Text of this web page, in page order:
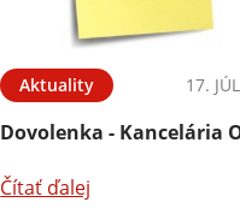
Aktuality 17.
Dovolenka - Kancelária
Čítať ďalej